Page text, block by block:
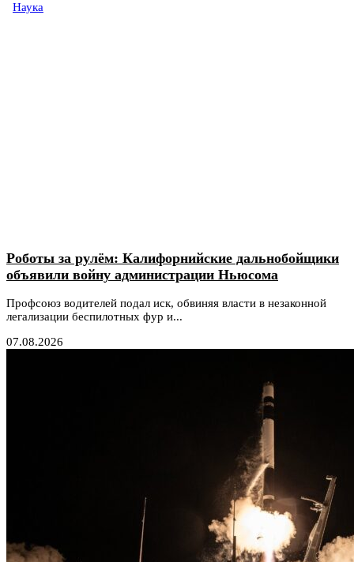
Наука
Роботы за рулём: Калифорнийские дальнобойщики
объявили войну администрации Ньюсома
Профсоюз водителей подал иск, обвиняя власти в незаконной
легализации беспилотных фур и...
07.08.2026